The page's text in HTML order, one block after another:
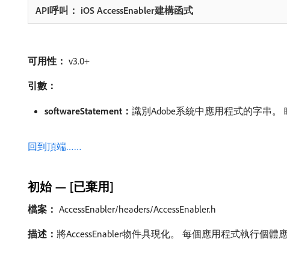
可用性： v3.0+
引數：
softwareStatement： 識別Adobe系統中應用程式的字串。
回到頂端……
初始 — [已棄用]
檔案： AccessEnabler/headers/AccessEnabler.h
描述： 將AccessEnabler物件具現化。 每個應用程式執行個體